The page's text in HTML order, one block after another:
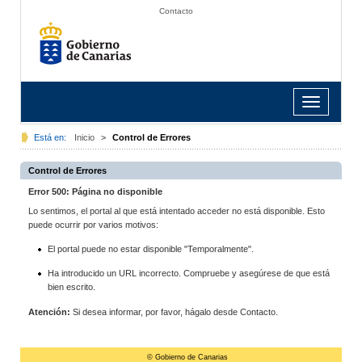
Contacto
Toggle
navigation
Está en: Inicio > Control de Errores
Control de Errores
Error 500: Página no disponible
Lo sentimos, el portal al que está intentado acceder no está disponible. Esto
puede ocurrir por varios motivos:
El portal puede no estar disponible "Temporalmente".
Ha introducido un URL incorrecto. Compruebe y asegúrese de que está
bien escrito.
Atención: Si desea informar, por favor, hágalo desde Contacto.
© Gobierno de Canarias